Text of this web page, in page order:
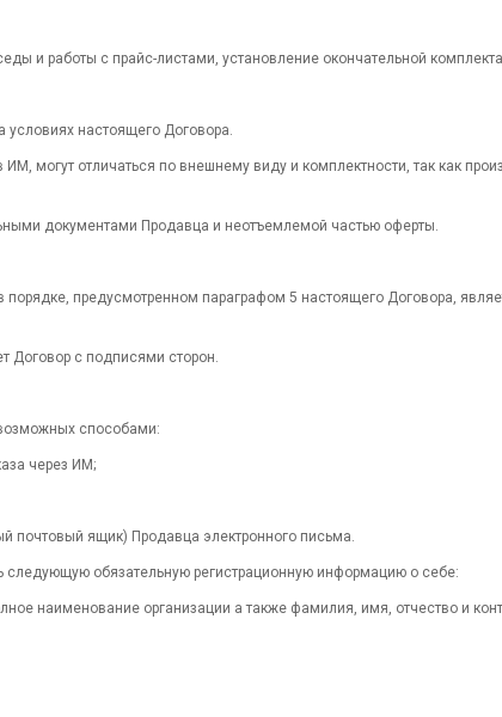
и работы с прайс-листами, установление окончательной
условиях настоящего Договора.
могут отличаться по внешнему виду и комплектности, так как
документами Продавца и неотъемлемой частью оферты.
предусмотренном параграфом 5 настоящего Договора,
Договор с подписями сторон.
способами:
через ИМ;
почтовый ящик) Продавца электронного письма.
следующую обязательную регистрационную информацию о себе:
наименование организации а также фамилия, имя, отчество и